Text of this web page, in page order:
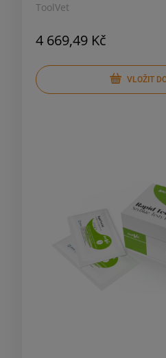
ToolVet
4 669,49 Kč
VLOŽIT